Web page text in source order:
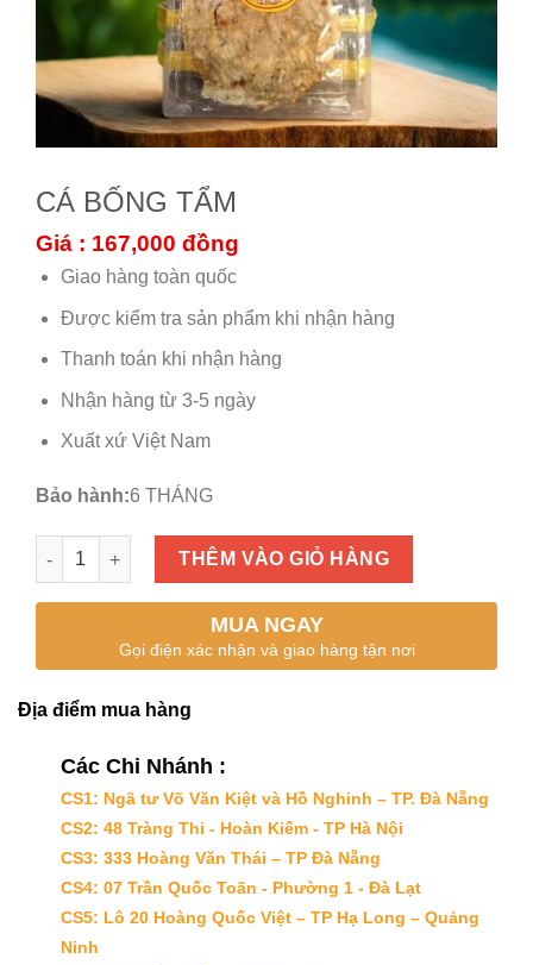
CÁ BỐNG TẨM
Giá : 167,000 đồng
Giao hàng toàn quốc
Được kiểm tra sản phẩm khi nhận hàng
Thanh toán khi nhận hàng
Nhận hàng từ 3-5 ngày
Xuất xứ Việt Nam
Bảo hành:6 THÁNG
CÁ BỐNG TẨM số lượng
THÊM VÀO GIỎ HÀNG
MUA NGAY
Gọi điện xác nhận và giao hàng tận nơi
Địa điểm mua hàng
Các Chi Nhánh :
CS1: Ngã tư Võ Văn Kiệt và Hồ Nghinh – TP. Đà Nẵng
CS2: 48 Tràng Thi - Hoàn Kiếm - TP Hà Nội
CS3: 333 Hoàng Văn Thái – TP Đà Nẵng
CS4: 07 Trần Quốc Toãn - Phường 1 - Đà Lạt
CS5: Lô 20 Hoàng Quốc Việt – TP Hạ Long – Quảng
Ninh